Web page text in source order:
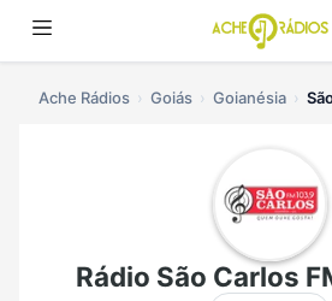
Ache Rádios Goiás Goianésia
Rádio São Carlos